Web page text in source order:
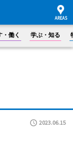
・働く 学ぶ・知る
2023.06.15